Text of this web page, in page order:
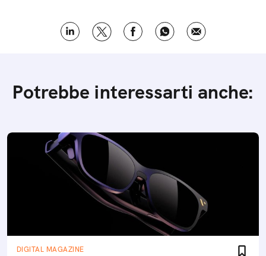
Potrebbe interessarti anche:
DIGITAL MAGAZINE